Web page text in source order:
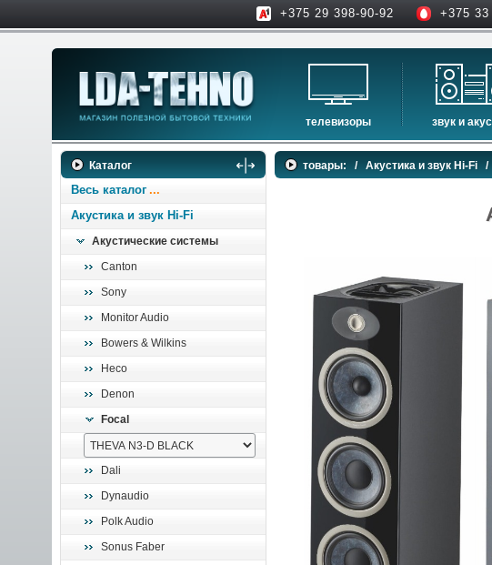
+375 29 398-90-92 +375 33
телевизоры
телевизоры
аксессуары для тв
звук и
hi-fi
комплекты
стойки для
звуковые
звуковые
Каталог
Весь каталог
Акустика и звук Hi-Fi
Акустические системы
Canton
Sony
Monitor Audio
Bowers & Wilkins
Heco
Denon
Focal
Dali
Dynaudio
Polk Audio
Sonus Faber
товары: / Акустика и звук Hi-Fi /